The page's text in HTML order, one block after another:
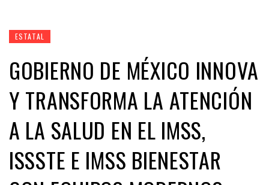
ESTATAL
GOBIERNO DE MÉXICO INNOVA
Y TRANSFORMA LA ATENCIÓN
A LA SALUD EN EL IMSS,
ISSSTE E IMSS BIENESTAR